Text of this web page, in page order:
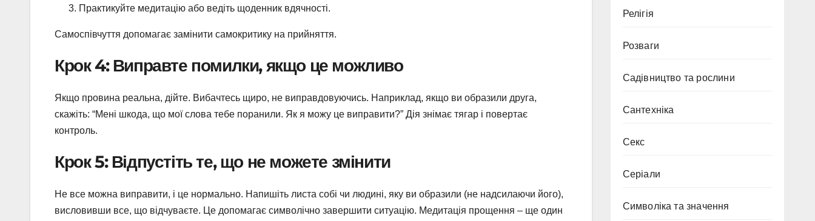
Практикуйте медитацію або ведіть щоденник вдячності.
Самоспівчуття допомагає замінити самокритику на прийняття.
Крок 4: Виправте помилки, якщо це можливо
Якщо провина реальна, дійте. Вибачтесь щиро, не виправдовуючись. Наприклад, якщо ви образили друга,
скажіть: “Мені шкода, що мої слова тебе поранили. Як я можу це виправити?” Дія знімає тягар і повертає
контроль.
Крок 5: Відпустіть те, що не можете змінити
Не все можна виправити, і це нормально. Напишіть листа собі чи людині, яку ви образили (не надсилаючи його),
висловивши все, що відчуваєте. Це допомагає символічно завершити ситуацію. Медитація прощення – ще один
Релігія
Розваги
Садівництво та рослини
Сантехніка
Секс
Серіали
Символіка та значення